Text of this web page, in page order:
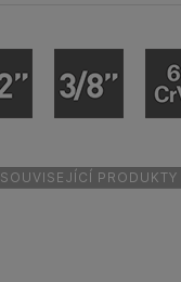
SOUVISEJÍCÍ PRODUKTY